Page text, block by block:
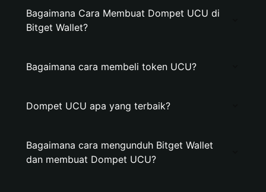
Bagaimana Cara Membuat Dompet UCU di
Bitget Wallet?
Bagaimana cara membeli token UCU?
Dompet UCU apa yang terbaik?
Bagaimana cara mengunduh Bitget Wallet
dan membuat Dompet UCU?